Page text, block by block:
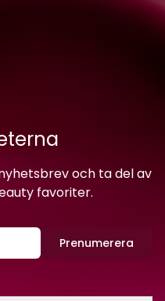
och ta del av
favoriter.
Prenumerera